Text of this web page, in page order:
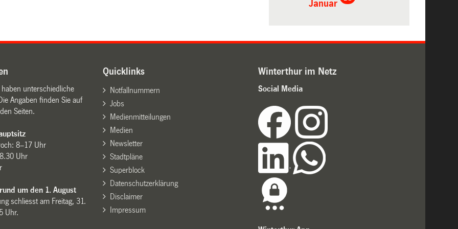
Januar
unterschiedliche
Angaben finden Sie auf
Seiten.
8–17 Uhr
Uhr
um den 1. August
schliesst am Freitag, 31.
Uhr.
Quicklinks
Notfallnummern
Jobs
Medienmitteilungen
Medien
Newsletter
Stadtpläne
Superblock
Datenschutzerklärung
Disclaimer
Impressum
Winterthur im Netz
Social Media